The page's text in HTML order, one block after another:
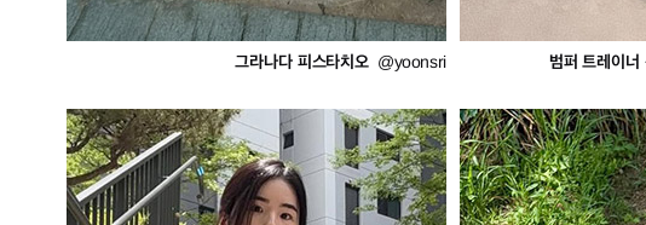
그라나다 피스타치오@yoonsri 범퍼 트레이너